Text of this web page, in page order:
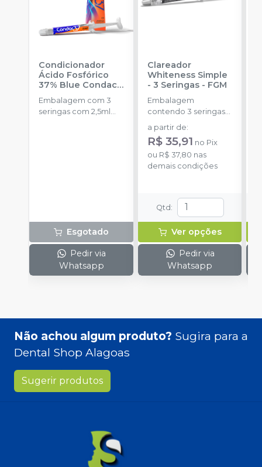
Condicionador
Ácido Fosfórico
37% Blue Condac-
FGM
Embalagem com 3
seringas com 2,5ml
Esgotado
Pedir via
Whatsapp
Clareador
Whiteness Simple
- 3 Seringas- FGM
Embalagem
contendo 3 seringas
com 3g de gel cada
uma.
a partir de:
R$ 35,91 no Pix
ou R$ 37,80 nas
demais condições
Qtd :
Ver opções
Pedir via
Whatsapp
Não achou algum produto? Sugira para a
Dental Shop Alagoas
Sugerir produtos